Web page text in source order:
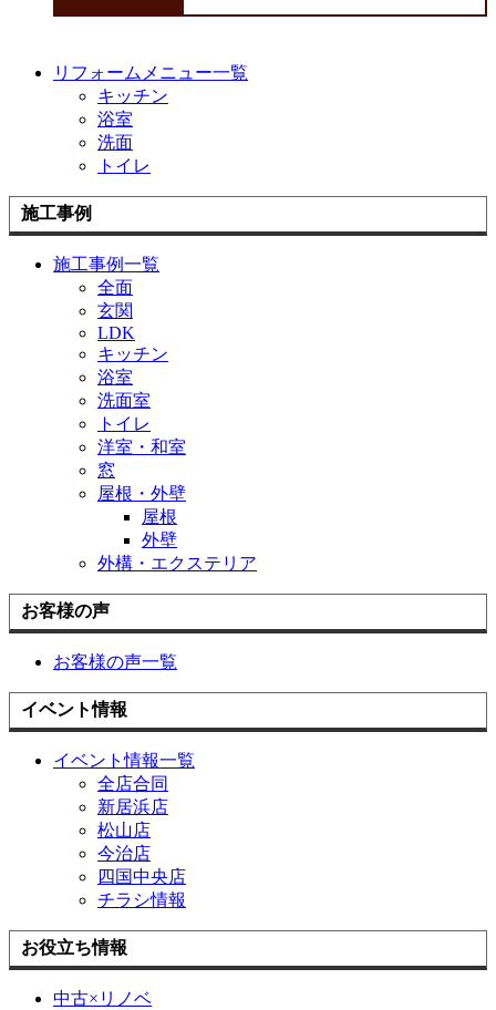
リフォームメニュー一覧
キッチン
浴室
洗面
トイレ
施工事例
施工事例一覧
全面
玄関
LDK
キッチン
浴室
洗面室
トイレ
洋室・和室
窓
屋根・外壁
屋根
外壁
外構・エクステリア
お客様の声
お客様の声一覧
イベント情報
イベント情報一覧
全店合同
新居浜店
松山店
今治店
四国中央店
チラシ情報
お役立ち情報
中古×リノベ